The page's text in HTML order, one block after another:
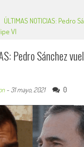
ÚLTIMAS NOTICIAS: Pedro
VI
Pedro Sánchez
- 31 mayo, 2021 0